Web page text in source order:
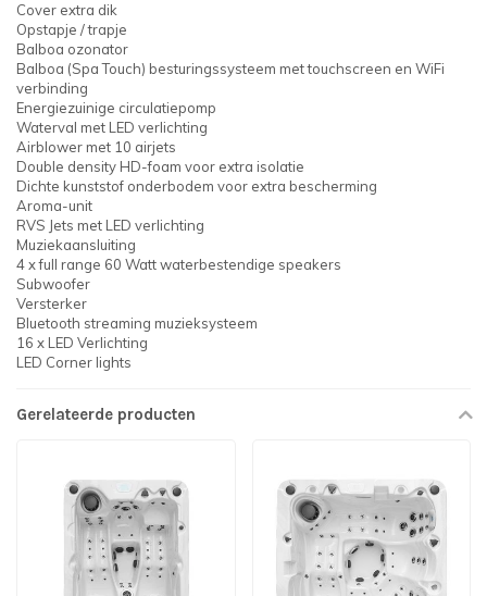
Cover extra dik
Opstapje / trapje
Balboa ozonator
Balboa (Spa Touch) besturingssysteem met touchscreen en WiFi
verbinding
Energiezuinige circulatiepomp
Waterval met LED verlichting
Airblower met 10 airjets
Double density HD-foam voor extra isolatie
Dichte kunststof onderbodem voor extra bescherming
Aroma-unit
RVS Jets met LED verlichting
Muziekaansluiting
4 x full range 60 Watt waterbestendige speakers
Subwoofer
Versterker
Bluetooth streaming muzieksysteem
16 x LED Verlichting
LED Corner lights
Gerelateerde producten